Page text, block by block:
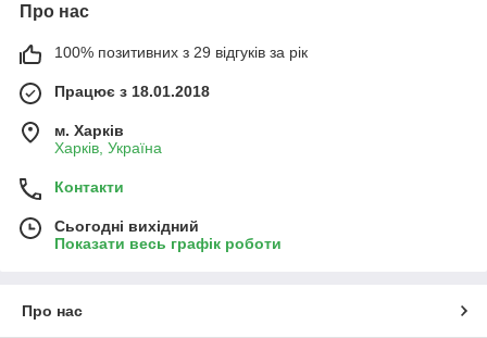
Про нас
100% позитивних з 29 відгуків за рік
Працює з 18.01.2018
м. Харків
Харків, Україна
Контакти
Сьогодні вихідний
Показати весь графік роботи
Про нас